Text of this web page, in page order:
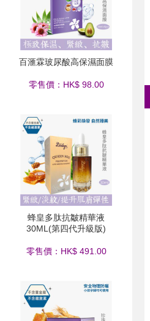
百滙霖玻尿酸高保濕面膜
零售價：HK$ 98.00
蜂皇多肽抗皺精華液
30ML(第四代升級版)
零售價：HK$ 491.00